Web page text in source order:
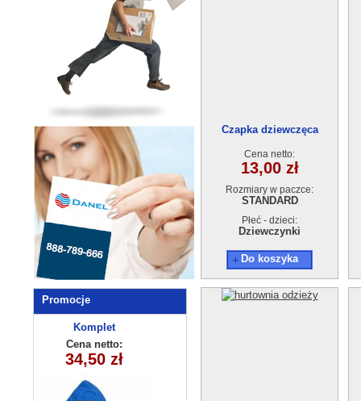
Promocje
Komplet
niemowlęcy
5384 (9-24)
4szt
Cena netto:
34,50 zł
Bluzka
dziewczęca
270625-1(6-16)
6szt
Cena netto:
18,00 zł
Czapka dziewczęca
Cena netto:
13,00 zł
Rozmiary w paczce:
STANDARD
Płeć - dzieci:
Dziewczynki
Do koszyka